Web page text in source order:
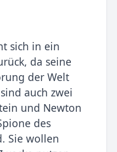
sich in ein
da seine
der Welt
auch zwei
und Newton
des
Sie wollen